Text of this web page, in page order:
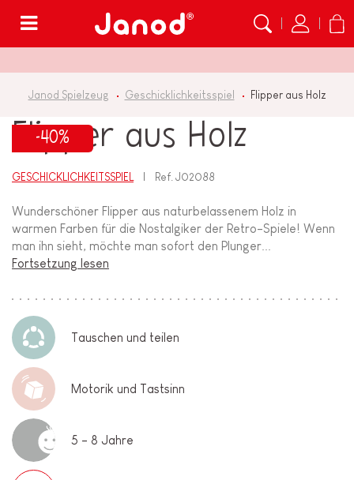
Janod Spielzeug Geschicklichkeitsspiel Flipper aus Holz
-40%
Flipper aus Holz
GESCHICKLICHKEITSSPIEL Ref.J02088
Wunderschöner Flipper aus naturbelassenem Holz in
warmen Farben für die Nostalgiker der Retro-Spiele! Wenn
man ihn sieht, möchte man sofort den Plunger...
Fortsetzung lesen
Tauschen und teilen
Motorik und Tastsinn
5 - 8 Jahre